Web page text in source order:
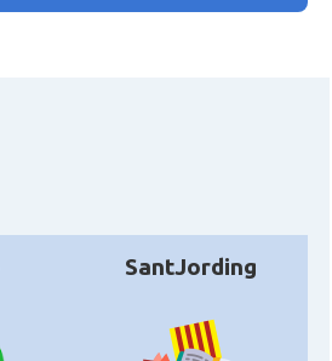
SantJording